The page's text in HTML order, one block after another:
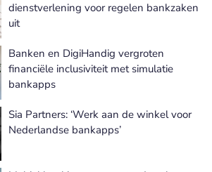
dienstverlening voor regelen bankzaken
uit
Banken en DigiHandig vergroten
financiële inclusiviteit met simulatie
bankapps
Sia Partners: ‘Werk aan de winkel voor
Nederlandse bankapps’